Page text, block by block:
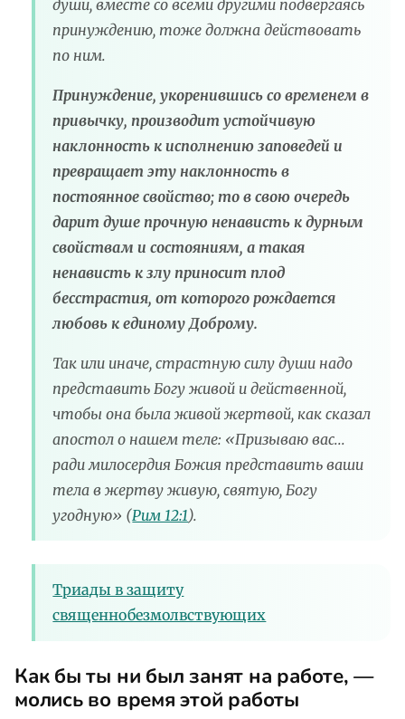
души, вместе со всеми другими подвергаясь
принуждению, тоже должна действовать
по ним.
Принуждение, укоренившись со временем в
привычку, производит устойчивую
наклонность к исполнению заповедей и
превращает эту наклонность в
постоянное свойство; то в свою очередь
дарит душе прочную ненависть к дурным
свойствам и состояниям, а такая
ненависть к злу приносит плод
бесстрастия, от которого рождается
любовь к единому Доброму.
Так или иначе, страстную силу души надо
представить Богу живой и действенной,
чтобы она была живой жертвой, как сказал
апостол о нашем теле: «Призываю вас...
ради милосердия Божия представить ваши
тела в жертву живую, святую, Богу
угодную» (Рим 12:1).
Триады в защиту
священнобезмолвствующих
Как бы ты ни был занят на работе,—
молись во время этой работы